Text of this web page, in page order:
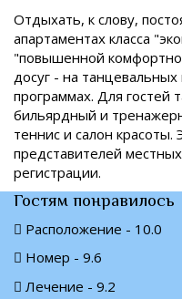
Отдыхать, к слову,
апартаментах класса
"повышенной
досуг - на
программах. Для гостей
бильярдный и
теннис и салон красоты.
представителей
регистрации.
Гостям понравилось
Расположение - 10.0
Номер - 9.6
Лечение - 9.2